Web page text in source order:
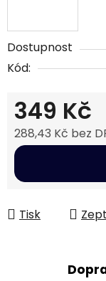
Dostupnost
Kód:
349 Kč
288,43 Kč bez
Měrná cena:
Tisk